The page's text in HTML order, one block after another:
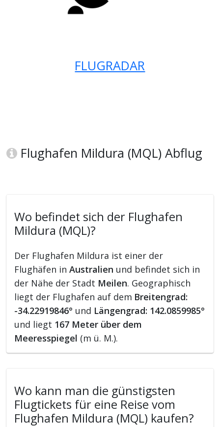
FLUGRADAR
Flughafen Mildura (MQL) Abflug
Wo befindet sich der Flughafen
Mildura (MQL)?
Der Flughafen Mildura ist einer der
Flughäfen inAustralien und befindet sich in
der Nähe der Stadt Meilen. Geographisch
liegt der Flughafen auf dem Breitengrad:
-34.22919846° und Längengrad: 142.0859985°
und liegt 167 Meter über dem
Meeresspiegel (m ü. M.).
Wo kann man die günstigsten
Flugtickets für eine Reise vom
Flughafen Mildura (MQL) kaufen?